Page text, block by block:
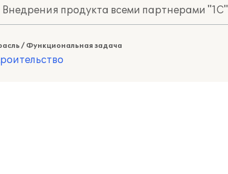
Внедрения продукта всеми партнерами "1С"
/ Функциональная задача